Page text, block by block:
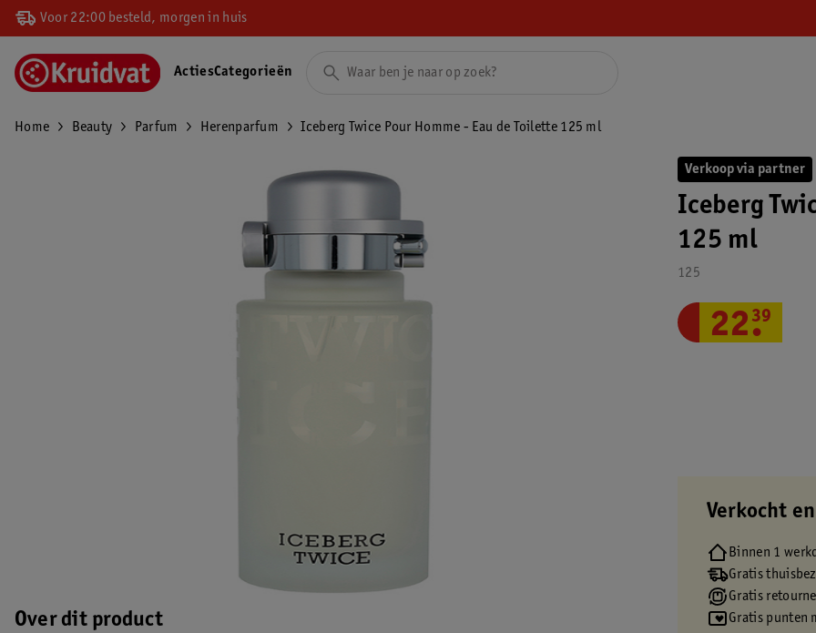
Voor 22:00 besteld, morgen in huis
ActiesCategorieën
Home Beauty Parfum Herenparfum Iceberg Twice Pour Homme - Eau de Toilette 125 ml
Over dit product
Verkoop via partner
Iceberg
125 ml
125
22.
39
Verkocht
Binnen 1
Gratis
Gratis
Gratis punten